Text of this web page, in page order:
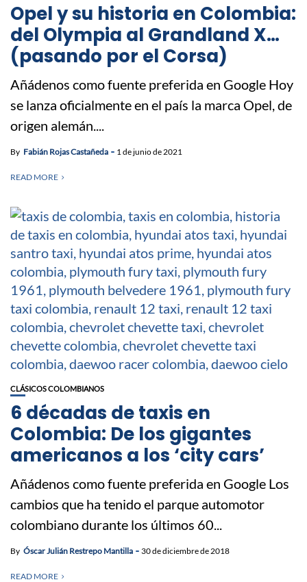
Opel y su historia en Colombia:
del Olympia al Grandland X…
(pasando por el Corsa)
Añádenos como fuente preferida en Google Hoy
se lanza oficialmente en el país la marca Opel, de
origen alemán....
By Fabián Rojas Castañeda 1 de junio de 2021
READ MORE
CLÁSICOS COLOMBIANOS
6 décadas de taxis en
Colombia: De los gigantes
americanos a los ‘city cars’
Añádenos como fuente preferida en Google Los
cambios que ha tenido el parque automotor
colombiano durante los últimos 60...
By Óscar Julián Restrepo Mantilla 30 de diciembre de 2018
READ MORE